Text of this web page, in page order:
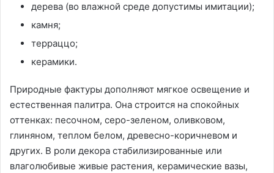
дерева (во влажной среде допустимы имитации);
камня;
терраццо;
керамики.
Природные фактуры дополняют мягкое освещение и
естественная палитра. Она строится на спокойных
оттенках: песочном, серо-зеленом, оливковом,
глиняном, теплом белом, древесно-коричневом и
других. В роли декора стабилизированные или
влаголюбивые живые растения, керамические вазы,